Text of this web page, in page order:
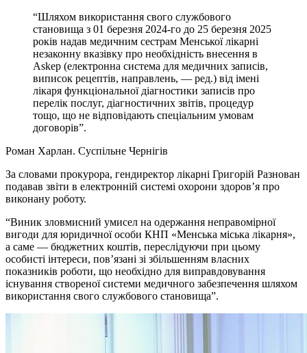
“Шляхом використання свого службового
становища з 01 березня 2024-го до 25 березня 2025
років надав медичним сестрам Менської лікарні
незаконну вказівку про необхідність внесення в
Askep (електронна система для медичних записів,
виписок рецептів, направлень, — ред.) від імені
лікаря функціональної діагностики записів про
перелік послуг, діагностичних звітів, процедур
тощо, що не відповідають спеціальним умовам
договорів”.
Роман Харлан. Суспільне Чернігів
За словами прокурора, гендиректор лікарні Григорій Разнован
подавав звіти в електронній системі охорони здоров’я про
виконану роботу.
“Виник зловмисний умисел на одержання неправомірної
вигоди для юридичної особи КНП «Менська міська лікарня»,
а саме — бюджетних коштів, переслідуючи при цьому
особисті інтереси, пов’язані зі збільшенням власних
показників роботи, що необхідно для виправдовування
існування створеної системи медичного забезпечення шляхом
використання свого службового становища”.